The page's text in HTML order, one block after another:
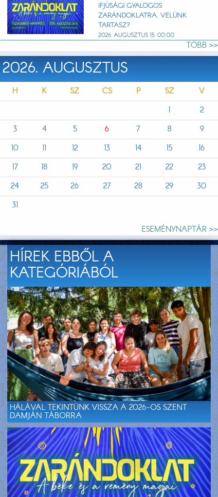
IFJÚSÁGI GYALOGOS
ZARÁNDOKLATRA. VELÜNK
TARTASZ?
2026. AUGUSZTUS 15. 00:00
TÖBB >>
2026. AUGUSZTUS
H K SZ CS P SZ
V
1
2
3
4 5 6 7 8
9
10
11 12 13 14 15
16
17
18 19 20 21 22
23
24
25 26 27 28 29
30
31
ESEMÉNYNAPTÁR >>
HÍREK EBBŐL A
KATEGÓRIÁBÓL
HÁLÁVAL TEKINTÜNK VISSZA A 2026-OS SZENT
DAMJÁN TÁBORRA